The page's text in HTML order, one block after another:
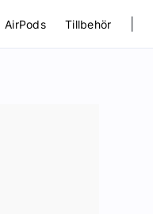
AirPods Tillbehör